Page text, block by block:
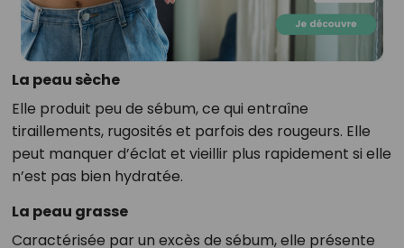
La peau sèche
Elle produit peu de sébum, ce qui entraîne
tiraillements, rugosités et parfois des rougeurs. Elle
peut manquer d’éclat et vieillir plus rapidement si elle
n’est pas bien hydratée.
La peau grasse
Caractérisée par un excès de sébum, elle présente